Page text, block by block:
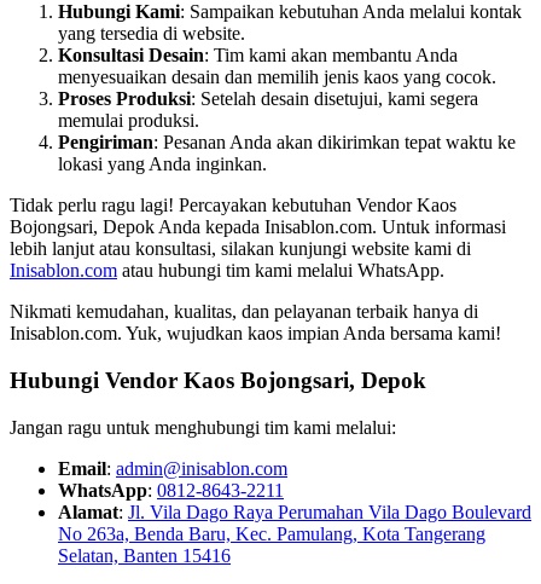
Hubungi Kami: Sampaikan kebutuhan Anda melalui kontak
yang tersedia di website.
Konsultasi Desain: Tim kami akan membantu Anda
menyesuaikan desain dan memilih jenis kaos yang cocok.
Proses Produksi: Setelah desain disetujui, kami segera
memulai produksi.
Pengiriman: Pesanan Anda akan dikirimkan tepat waktu ke
lokasi yang Anda inginkan.
Tidak perlu ragu lagi! Percayakan kebutuhan Vendor Kaos
Bojongsari, Depok Anda kepada Inisablon.com. Untuk informasi
lebih lanjut atau konsultasi, silakan kunjungi website kami di
Inisablon.com atau hubungi tim kami melalui WhatsApp.
Nikmati kemudahan, kualitas, dan pelayanan terbaik hanya di
Inisablon.com. Yuk, wujudkan kaos impian Anda bersama kami!
Hubungi Vendor Kaos Bojongsari, Depok
Jangan ragu untuk menghubungi tim kami melalui:
Email: admin@inisablon.com
WhatsApp: 0812-8643-2211
Alamat: Jl. Vila Dago Raya Perumahan Vila Dago Boulevard
No 263a, Benda Baru, Kec. Pamulang, Kota Tangerang
Selatan, Banten 15416